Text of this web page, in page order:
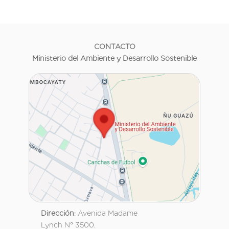
CONTACTO
Ministerio del Ambiente y Desarrollo Sostenible
Dirección: Avenida Madame
Lynch N° 3500.